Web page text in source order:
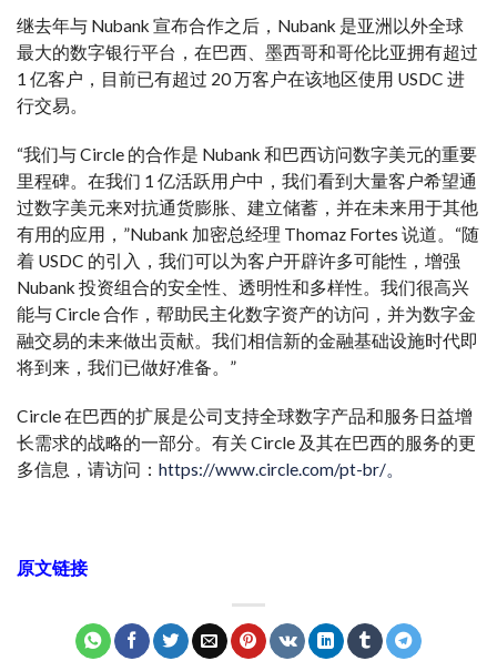
继去年与 Nubank 宣布合作之后，Nubank 是亚洲以外全球
最大的数字银行平台，在巴西、墨西哥和哥伦比亚拥有超过
1 亿客户，目前已有超过 20 万客户在该地区使用 USDC 进
行交易。
“我们与 Circle 的合作是 Nubank 和巴西访问数字美元的重要
里程碑。在我们 1 亿活跃用户中，我们看到大量客户希望通
过数字美元来对抗通货膨胀、建立储蓄，并在未来用于其他
有用的应用，”Nubank 加密总经理 Thomaz Fortes 说道。“随
着 USDC 的引入，我们可以为客户开辟许多可能性，增强
Nubank 投资组合的安全性、透明性和多样性。我们很高兴
能与 Circle 合作，帮助民主化数字资产的访问，并为数字金
融交易的未来做出贡献。我们相信新的金融基础设施时代即
将到来，我们已做好准备。”
Circle 在巴西的扩展是公司支持全球数字产品和服务日益增
长需求的战略的一部分。有关 Circle 及其在巴西的服务的更
多信息，请访问： https://www.circle.com/pt-br/。
原文链接